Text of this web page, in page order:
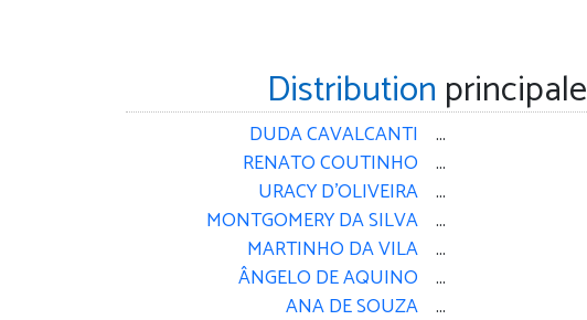
Distribution principale
DUDA CAVALCANTI
RENATO COUTINHO
URACY D'OLIVEIRA
MONTGOMERY DA SILVA
MARTINHO DA VILA
ÂNGELO DE AQUINO
ANA DE SOUZA
...
...
...
...
...
...
...